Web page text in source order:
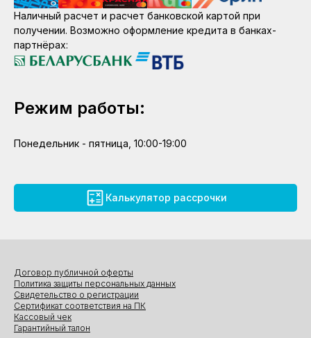
Наличный расчет и расчет банковской картой при
получении. Возможно оформление кредита в банках-
партнёрах:
Режим работы:
Понедельник - пятница, 10:00-19:00
Калькулятор рассрочки
Договор публичной оферты
Политика защиты персональных данных
Свидетельство о регистрации
Сертификат соответствия на ПК
Кассовый чек
Гарантийный талон